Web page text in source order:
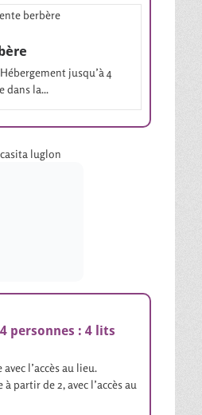
jusqu’à 4
dans la...
personnes : 4 lits
l’accès au lieu.
partir de 2, avec l’accès au